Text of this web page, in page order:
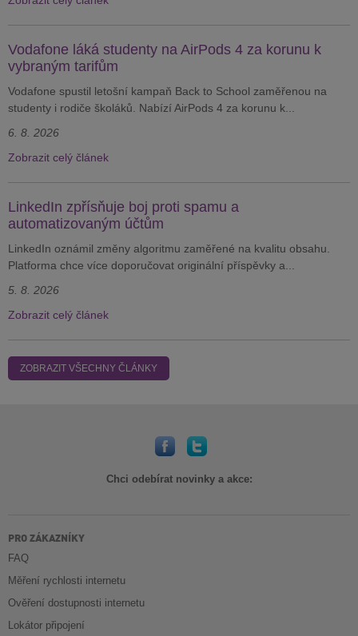
Vodafone láká studenty na AirPods 4 za korunu k
vybraným tarifům
Vodafone spustil letošní kampaň Back to School zaměřenou na
studenty i rodiče školáků. Nabízí AirPods 4 za korunu k...
6. 8. 2026
Zobrazit celý článek
LinkedIn zpřísňuje boj proti spamu a
automatizovaným účtům
LinkedIn oznámil změny algoritmu zaměřené na kvalitu obsahu.
Platforma chce více doporučovat originální příspěvky a...
5. 8. 2026
Zobrazit celý článek
ZOBRAZIT VŠECHNY ČLÁNKY
Chci odebírat novinky a akce:
PRO ZÁKAZNÍKY
FAQ
Měření rychlosti internetu
Ověření dostupnosti internetu
Lokátor připojení